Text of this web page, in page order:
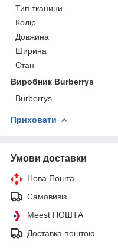
Тип тканини
Колір
Довжина
Ширина
Стан
Виробник Burberrys
Burberrys
Приховати
Умови доставки
Нова Пошта
Самовивіз
Meest ПОШТА
Доставка поштою